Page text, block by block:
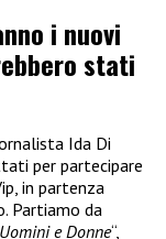
i nuovi
stati
Ida Di
per partecipare
in partenza
Partiamo da
Uomini e Donne“,